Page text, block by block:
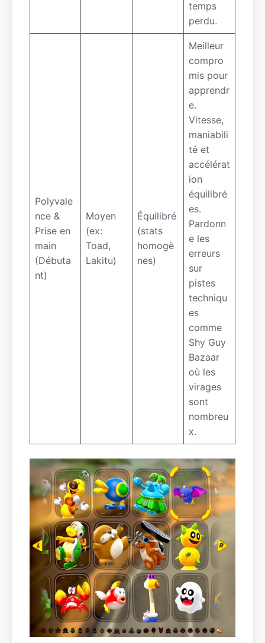
temps
perdu.
Polyvale
nce &
Prise en
main
(Débuta
nt)
Moyen
(ex:
Toad,
Lakitu)
Équilibré
(stats
homogè
nes)
Meilleur
compro
mis pour
apprendr
e.
Vitesse,
maniabili
té et
accélérat
ion
équilibré
es.
Pardonn
e les
erreurs
sur
pistes
techniqu
es
comme
Shy Guy
Bazaar
où les
virages
sont
nombreu
x.